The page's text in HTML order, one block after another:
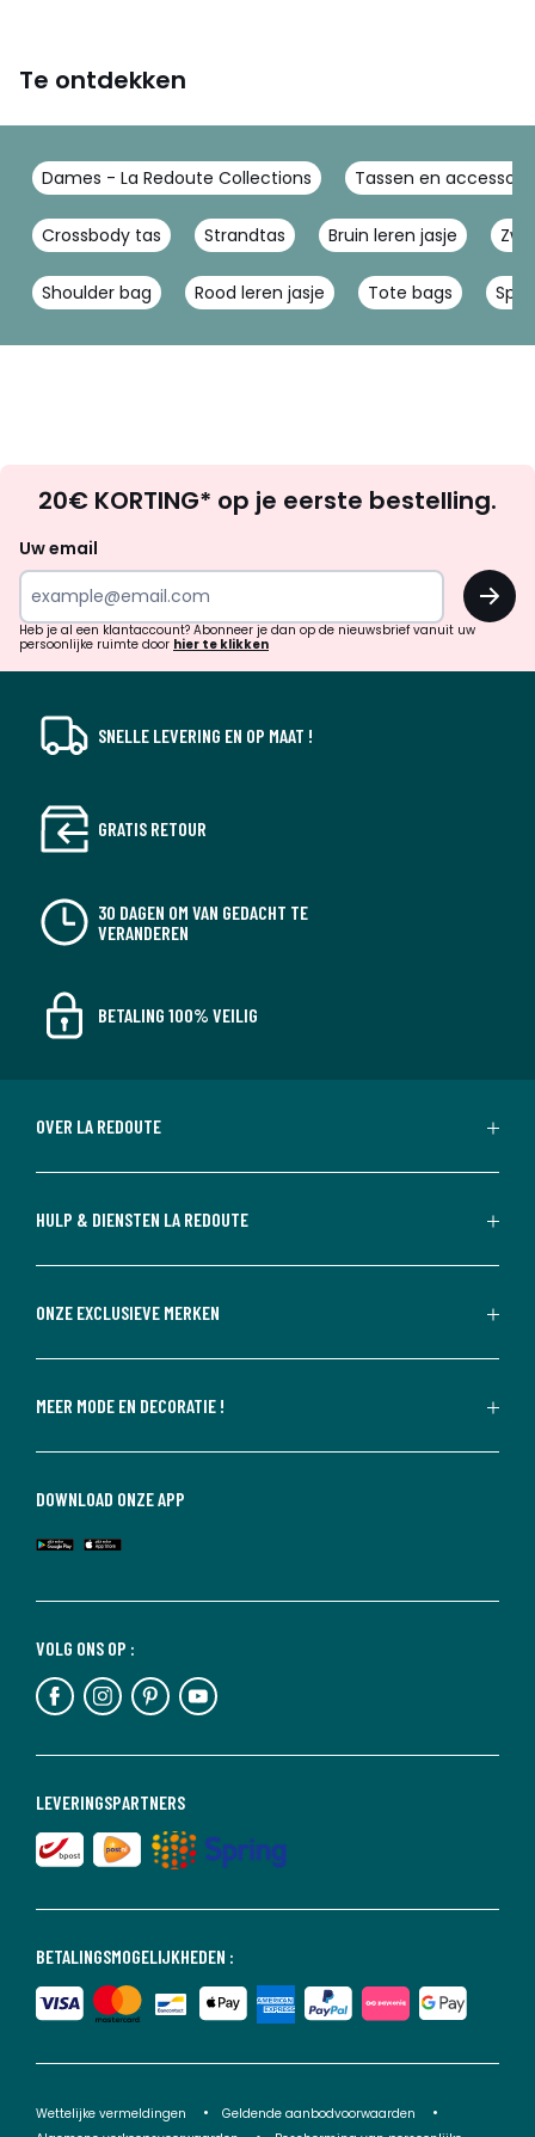
Te ontdekken
Dames - La Redoute Collections Tassen en
Crossbody tas Strandtas Bruin leren jasje
Shoulder bag Rood leren jasje Tote bags
zoek
inspiratie
verrassingen?
20€ KORTING* op je eerste bestelling.
Uw email
OK
Heb je al een klantaccount? Abonneer je dan op de nieuwsbrief vanuit uw
persoonlijke ruimte door hier te klikken
SNELLE LEVERING EN OP MAAT !
GRATIS RETOUR
30 DAGEN OM VAN GEDACHT TE
VERANDEREN
BETALING 100% VEILIG
OVER LA REDOUTE
HULP & DIENSTEN LA REDOUTE
ONZE EXCLUSIEVE MERKEN
MEER MODE EN DECORATIE !
BETALINGSMOGELIJKHEDEN :
LEVERINGSPARTNERS
VOLG ONS OP :
DOWNLOAD ONZE APP
Wettelijke vermeldingen
Geldende aanbodvoorwaarden